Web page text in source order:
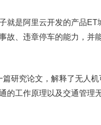
就是阿里云开发的产品ET
故、违章停车的能力，并
篇研究论文，解释了无人机
的工作原理以及交通管理